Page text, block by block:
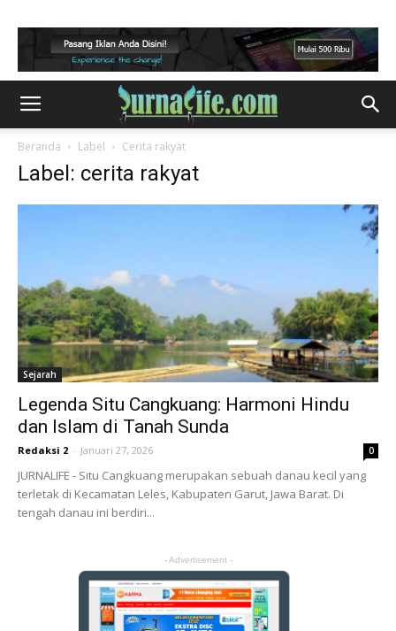
Beranda Label Cerita rakyat
Label: cerita rakyat
Sejarah
Legenda Situ Cangkuang: Harmoni Hindu
dan Islam di Tanah Sunda
Redaksi 2 - Januari 27, 2026 0
JURNALIFE - Situ Cangkuang merupakan sebuah danau kecil yang
terletak di Kecamatan Leles, Kabupaten Garut, Jawa Barat. Di
tengah danau ini berdiri...
- Advertisement -